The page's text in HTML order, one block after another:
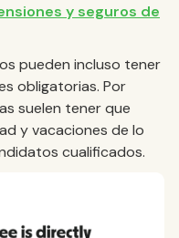
y seguros de
pueden incluso tener
obligatorias. Por
suelen tener que
y vacaciones de lo
cualificados.